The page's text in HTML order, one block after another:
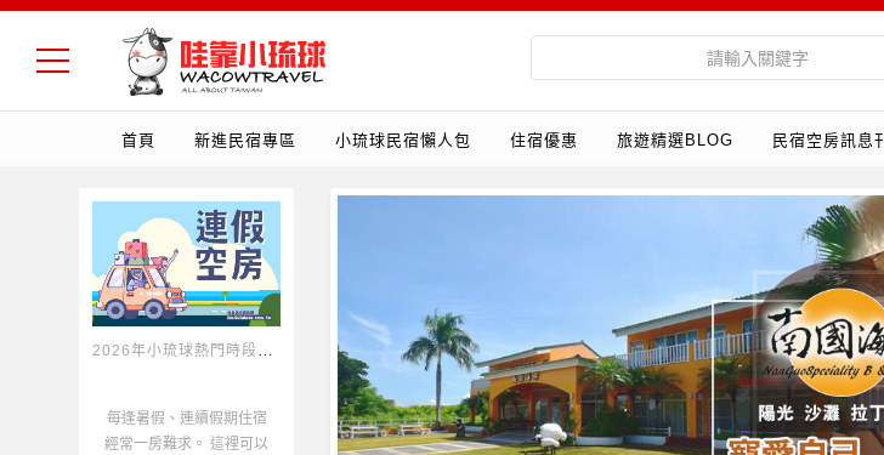
首頁 新進民宿專區 小琉球民宿懶人包 住宿優惠 旅遊精選BLOG 民宿空房訊息
2026年小琉球熱門時段空房一覽
每逢暑假、連續假期住宿
經常一房難求。 這裡可以